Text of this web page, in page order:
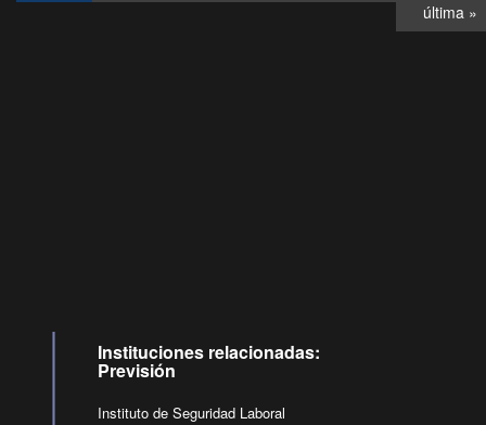
última »
Instituciones relacionadas:
Previsión
Instituto de Seguridad Laboral